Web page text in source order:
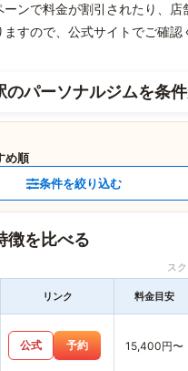
ンで料金が割引されたり、店
すので、公式サイトでご確認
のパーソナルジムを条
め順
条件を絞り込む
徴を比べる
ス
リンク 料金目安
公式 予約 15,400円〜